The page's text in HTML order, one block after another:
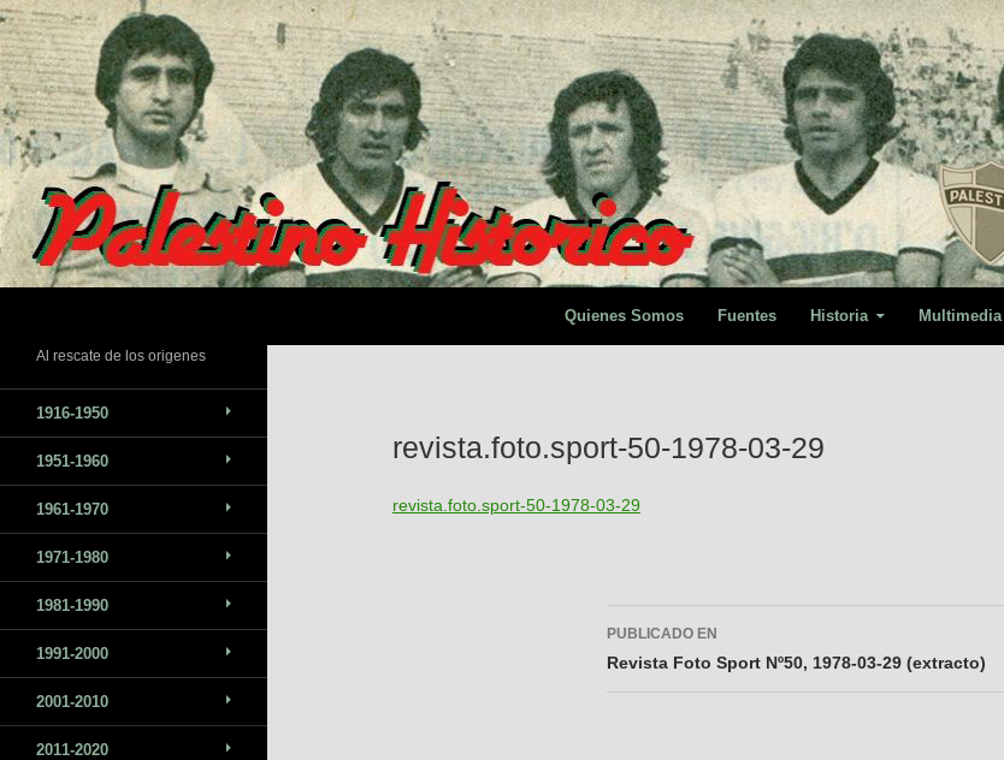
Saltar
al
contenido
Quienes Somos Fuentes Historia Multimedia
revista.foto.sport-50-1978-03-29
revista.foto.sport-50-1978-03-29
Navegador
de
PUBLICADO EN
Revista Foto Sport Nº50, 1978-03-29 (extracto)
Al rescate de los origenes
1916-1950
1951-1960
1961-1970
1971-1980
1981-1990
1991-2000
2001-2010
2011-2020